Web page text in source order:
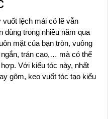
lệch mái có lẽ vẫn
dùng trong nhiều năm qua
mặt của bạn tròn, vuông
trán cao,… mà có thể
Với kiểu tóc này, nhất
gôm, keo vuốt tóc tạo kiểu